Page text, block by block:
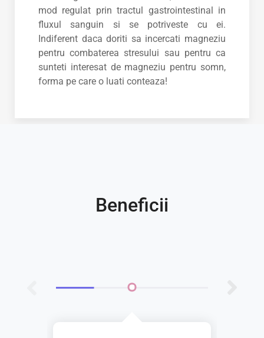
mod regulat prin tractul gastrointestinal in
fluxul sanguin si se potriveste cu ei.
Indiferent daca doriti sa incercati magneziu
pentru combaterea stresului sau pentru ca
sunteti interesat de magneziu pentru somn,
forma pe care o luati conteaza!
Beneficii